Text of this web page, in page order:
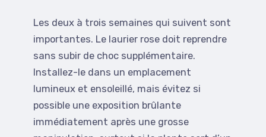
Les deux à trois semaines qui suivent sont
importantes. Le laurier rose doit reprendre
sans subir de choc supplémentaire.
Installez-le dans un emplacement
lumineux et ensoleillé, mais évitez si
possible une exposition brûlante
immédiatement après une grosse